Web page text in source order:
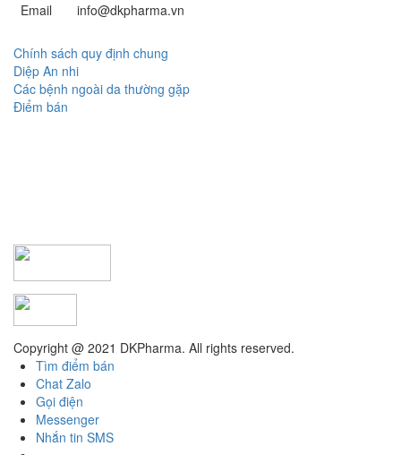
Email
info@dkpharma.vn
Chính sách quy định chung
Diệp An nhi
Các bệnh ngoài da thường gặp
Điểm bán
Copyright @ 2021 DKPharma. All rights reserved.
Tìm điểm bán
Chat Zalo
Gọi điện
Messenger
Nhắn tin SMS